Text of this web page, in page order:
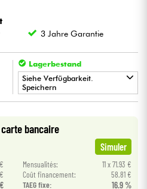
3 Jahre Garantie
Lagerbestand
Siehe Verfügbarkeit.
Speichern
•
bancaire
Simuler
Mensualités:
11 x 71.93 €
Coût financement:
58.81 €
TAEG fixe: 16.9 %